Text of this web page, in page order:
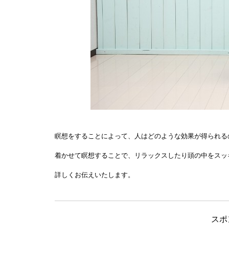
瞑想をすることによって、人はどのような効果が得られ
着かせて瞑想することで、リラックスしたり頭の中をス
詳しくお伝えいたします。
ス